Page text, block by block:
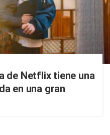
de Netflix tiene una
en una gran